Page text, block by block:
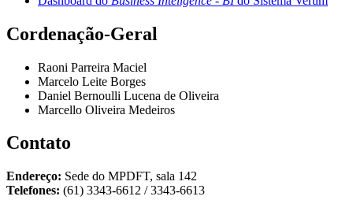
Cordenação-Geral
Raoni Parreira Maciel
Marcelo Leite Borges
Daniel Bernoulli Lucena de Oliveira
Marcello Oliveira Medeiros
Contato
Endereço: Sede do MPDFT, sala 142
Telefones: (61) 3343-6612 / 3343-6613